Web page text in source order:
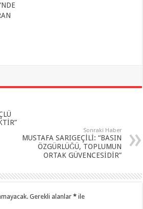
Sonraki Haber
MUSTAFA SARIGEÇİLİ: “BASIN
ÖZGÜRLÜĞÜ, TOPLUMUN
ORTAK GÜVENCESİDİR”
Gerekli alanlar* ile